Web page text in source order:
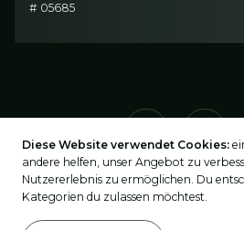
# 05685
2026
Diese Website verwendet Cookies:
andere helfen, unser Angebot zu
Nutzererlebnis zu ermöglichen. Du
Kategorien du zulassen möchtest.